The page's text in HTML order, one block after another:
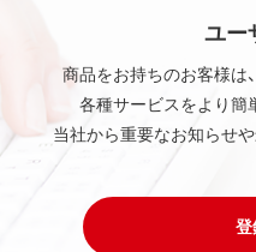
ユー
商品をお持ちのお客様は
各種サービスをより簡
当社から重要なお知らせ